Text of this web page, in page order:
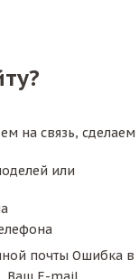
на связь, сделаем
или
почты Ошибка в